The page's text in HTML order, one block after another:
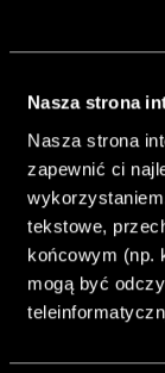
Nasza strona
Nasza strona
zapewnić ci
tekstowe,
końcowym (np.
mogą być